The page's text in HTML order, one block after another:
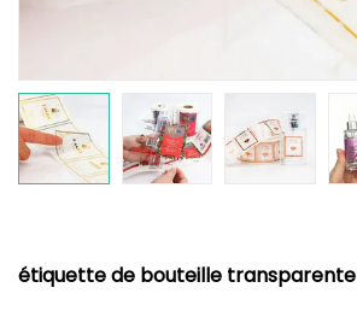
étiquette de bouteille transparente